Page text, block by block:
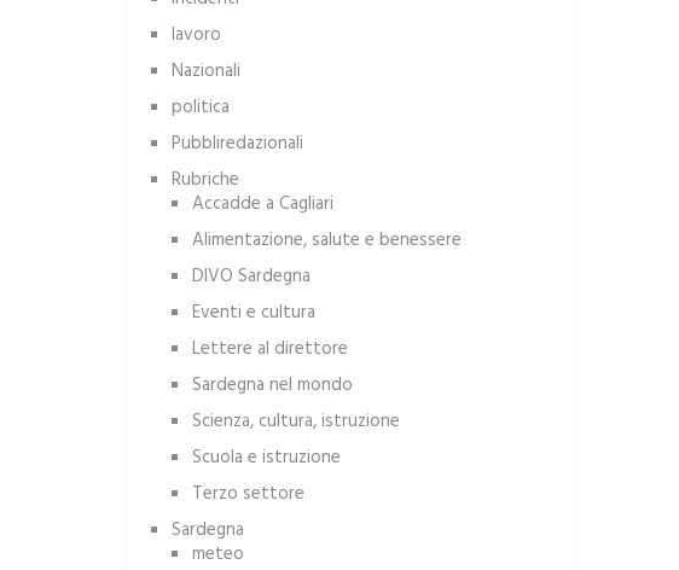
lavoro
Nazionali
politica
Pubbliredazionali
Rubriche
Accadde a Cagliari
Alimentazione, salute e benessere
DIVO Sardegna
Eventi e cultura
Lettere al direttore
Sardegna nel mondo
Scienza, cultura, istruzione
Scuola e istruzione
Terzo settore
Sardegna
meteo